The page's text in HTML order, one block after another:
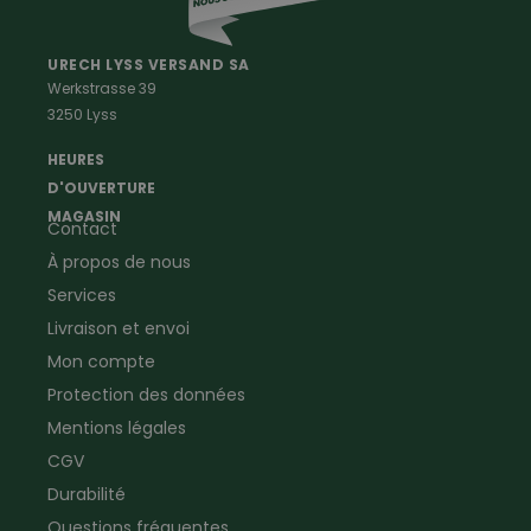
Vêtements de peintre
Vêtements de menuisier
Vêtements d'ouvrier
Ramoneur
Vêtements de signalisation
Jardinage
Plombier
Electricien
Vêtements d'entreprise
URECH LYSS VERSAND SA
Werkstrasse 39
3250 Lyss
HEURES
D'OUVERTURE
MAGASIN
Contact
À propos de nous
Services
Livraison et envoi
Mon compte
Protection des données
Mentions légales
CGV
Durabilité